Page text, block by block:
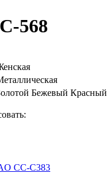
568
Бежевый Красный